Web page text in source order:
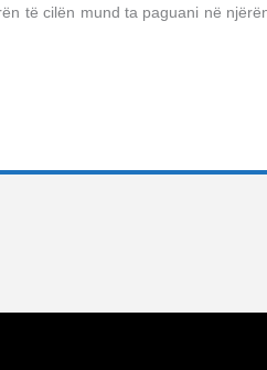
të cilën mund ta paguani në